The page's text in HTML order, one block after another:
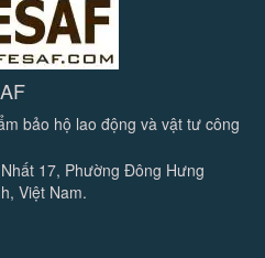
bảo hộ lao động và vật tư công
17, Phường Đông Hưng
Việt Nam.